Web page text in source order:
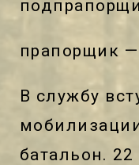
прапорщик —
В службу
батальон.